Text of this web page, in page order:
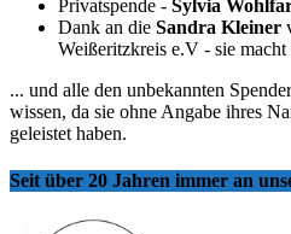
Privatspende - Sylvia
Dank an die Sandra Kleiner
Weißeritzkreis e.V - sie
... und alle den unbekannten
wissen, da sie ohne Angabe ihres
geleistet haben.
Seit über 20 Jahren immer an